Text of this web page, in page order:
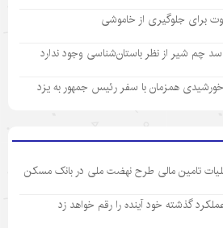
برای جلوگیری از خاموشی
چم شیر از نظر باستان‌شناسی وجود ندارد
تامین مالی طرح نهضت ملی در بانک مسکن
گذشته خود آینده را رقم خواهد زد